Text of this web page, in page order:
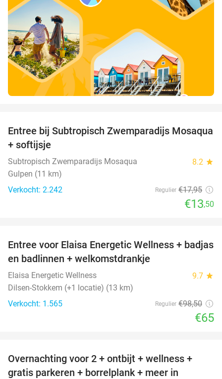
25%
Entree bij Subtropisch Zwemparadijs Mosaqua
+ softijsje
Subtropisch Zwemparadijs Mosaqua 8.2 star
Gulpen (11 km)
Verkocht: 2.242
Regulier €17,95
€13,50
34%
Entree voor Elaisa Energetic Wellness + badjas
en badlinnen + welkomstdrankje
Elaisa Energetic Wellness 9.7 star
Dilsen-Stokkem (+1 locatie) (13 km)
Verkocht: 1.565
Regulier €98,50
€65
33%
Overnachting voor 2 + ontbijt + wellness +
gratis parkeren + borrelplank + meer in